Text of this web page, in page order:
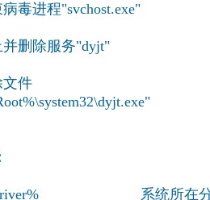
毒进程"svchost.exe"
删除服务"dyjt"
文件
系统所在分区